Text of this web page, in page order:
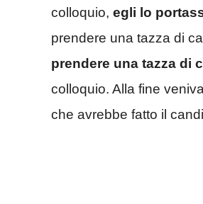
colloquio, egli lo
prendere una tazza di
prendere una tazza di
colloquio. Alla fine
che avrebbe fatto il